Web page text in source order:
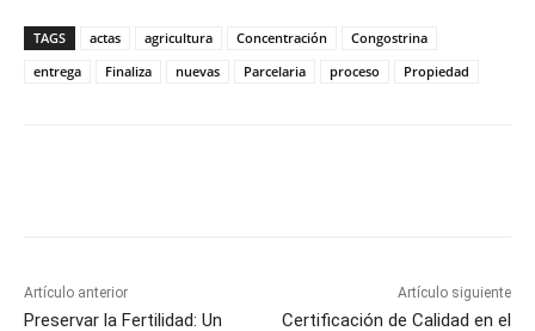
TAGS actas agricultura Concentración
Congostrina
entrega
Finaliza nuevas Parcelaria proceso Propiedad
Artículo anterior
Preservar la Fertilidad: Un
Artículo siguiente
Certificación de Calidad en el